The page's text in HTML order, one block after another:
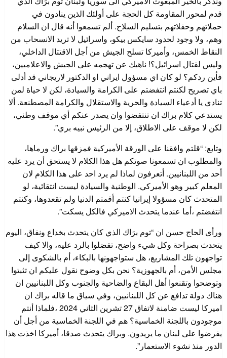
قدم لمحور المقاومة كل الحجة على أولئك الذين ينادون في
حملاتهم وحفلاتهم بتسليم السلاح. ألم تسمعوا أنه قال ان السلام
وهم، ولا وجود لحدود سايكس بيكو، واسرائيل لا تريد الانسحاب من
النقاط الخمس، وأميركا تسلح الجيش من أجل الاقتتال الداخلي،
وليس لقتال اسرائيل؟! ناهيك عن تهجمه على الجيش والاعلاميين،
فأين ردكم؟ لو كان اي مسؤول ايراني او الدكتور لاريجاني قد أدلى
باي تصريح لكنتم انتفضتم على الكرامة والسيادة، لكن لا حياة لمن
تنادي يا أدعياء السيادة والحرية والاستقلال والكرامة المصطنعة. ألا
يستدعي كلام براك ان تنتفضوا وان يصدر عنكم أي موقف وطني،
لكن لا موقف على الاطلاق، إلا من الرئيس نبيه بري”.
وتابع: “قلتم وافقنا على الورقة الأميركية فمزقها براك ورماها،
والمطلوب ان تسمعونا صوتكم هل هذا الكلام لا يستحق أن يرد عليه
أحد من اللبنانيين. أتعرفون لماذا لم يرد احد على هذا الكلام لان
المعلم كبير وهو الأميركي. الوطنية والسيادة ليست انتقائية، لو
المتحدث كان مسؤولا إيرانيا كنتم أقمتم الدنيا ولم تقعدوها، وكنتم
انتفضتم ،أما عندما يتحدث الاميركي فالكل يسكت”.
ورأى الحاج حسن ان “توم برَاك الذي كان يتحدث بخداع ونفاق، اليوم
يتحدث بصراحة وكل شيء واضح، تفضلوا بالرد عليه، والا كيف
تواجهون تلك المشاريع، هل ستواجهونها بالبكاء، أم بالشكوى إلى
مجلس الأمن، أم بالجهوزية؟ نحن بكل وضوح نقول عليكم ان تثبتوا
وتوضحوا وتقنعوا أهل البقاع والضاحية والجنوب وكل اللبنانيين ان
هناك دولة تدافع عن كل اللبنانيين، وفي سياق ما قاله براك ان
اميركا ليست ضامنة لاتفاق 27 تشرين الثاني 2024 ،فلماذا أنتم
موجودون باللجنة الخماسية؟ هم في اللجنة الخماسية من أجل أن
يفرضوا على لبنان ما يريدون. وبراك يتحدث صدقا، أميركا اخذت هذا
الدور منذ نشوء الاستعمار”.